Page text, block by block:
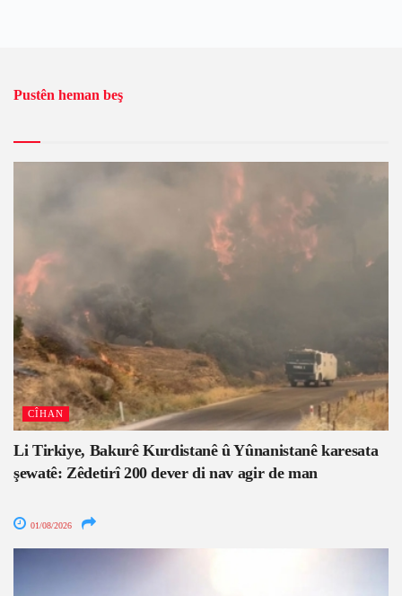
Pustên heman beş
CÎHAN
Li Tirkiye, Bakurê Kurdistanê û Yûnanistanê karesata
şewatê: Zêdetirî 200 dever di nav agir de man
01/08/2026